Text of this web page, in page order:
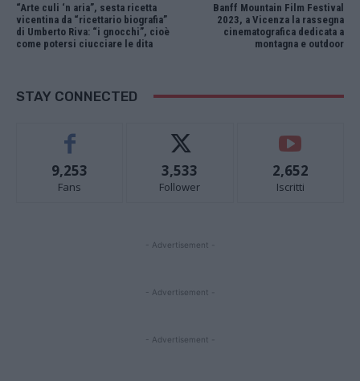
“Arte culi ‘n aria”, sesta ricetta
vicentina da “ricettario biografia”
di Umberto Riva: “i gnocchi”, cioè
come potersi ciucciare le dita
Banff Mountain Film Festival
2023, a Vicenza la rassegna
cinematografica dedicata a
montagna e outdoor
STAY CONNECTED
9,253
Fans
3,533
Follower
2,652
Iscritti
- Advertisement -
- Advertisement -
- Advertisement -